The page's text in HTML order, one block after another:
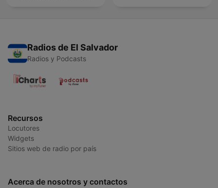
Radios de El Salvador
Radios y Podcasts
Recursos
Locutores
Widgets
Sitios web de radio por país
Acerca de nosotros y contactos